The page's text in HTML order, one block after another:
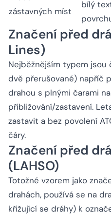
zástavných míst
bílý
Značení před
Lines)
Nejběžnějším typem
dvě přerušované) napříč
drahou s plnými čarami
přibližování/zastavení.
zastavit a bez povolení
čáry.
Značení před
(LAHSO)
Totožné vzorem jako
drahách, používá se na
křižující se dráhy) k